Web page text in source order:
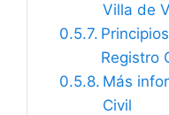
Villa de
Registro
Más
Civil